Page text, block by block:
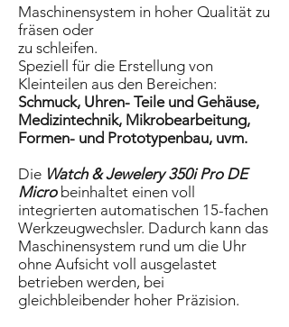
Maschinensystem in hoher Qualität zu
fräsen oder
zu schleifen.
Speziell für die Erstellung von
Kleinteilen aus den Bereichen:
Schmuck, Uhren- Teile und Gehäuse,
Medizintechnik, Mikrobearbeitung,
Formen- und Prototypenbau, uvm.
Die Watch &Jewelery 350i Pro DE
Micro beinhaltet einen voll
integrierten automatischen 15-fachen
Werkzeugwechsler. Dadurch kann das
Maschinensystem rund um die Uhr
ohne Aufsicht voll ausgelastet
betrieben werden, bei
gleichbleibender hoher Präzision.